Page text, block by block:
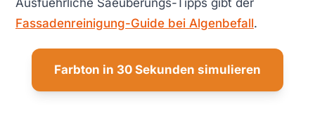
Ausfuehrliche Saeuberungs-Tipps gibt der
Fassadenreinigung-Guide bei Algenbefall.
Farbton in 30 Sekunden simulieren